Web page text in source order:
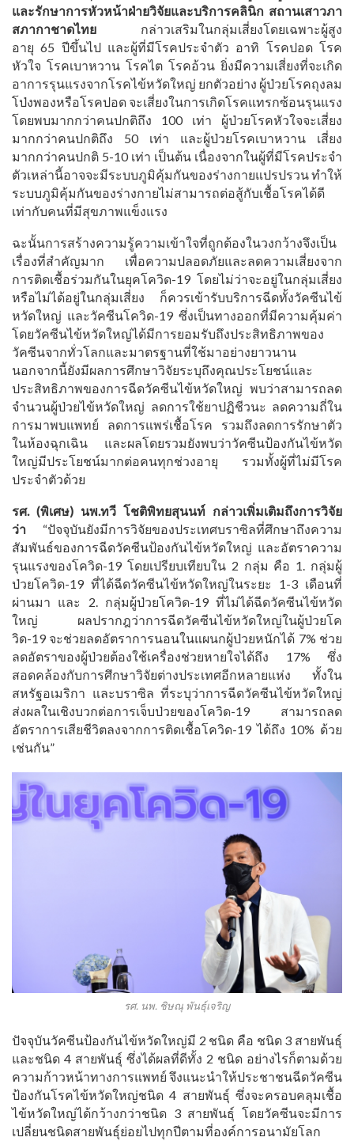
และรักษาการหัวหน้าฝ่ายวิจัยและบริการคลินิก สถานเสาวภา
สภากาชาดไทย กล่าวเสริมในกลุ่มเสี่ยงโดยเฉพาะผู้สูง
อายุ 65 ปีขึ้นไป และผู้ที่มีโรคประจำตัว อาทิ โรคปอด โรค
หัวใจ โรคเบาหวาน โรคไต โรคอ้วน ยิ่งมีความเสี่ยงที่จะเกิด
อาการรุนแรงจากโรคไข้หวัดใหญ่ ยกตัวอย่าง ผู้ป่วยโรคถุงลม
โป่งพองหรือโรคปอด จะเสี่ยงในการเกิดโรคแทรกซ้อนรุนแรง
โดยพบมากกว่าคนปกติถึง 100 เท่า ผู้ป่วยโรคหัวใจจะเสี่ยง
มากกว่าคนปกติถึง 50 เท่า และผู้ป่วยโรคเบาหวาน เสี่ยง
มากกว่าคนปกติ 5-10 เท่า เป็นต้น เนื่องจากในผู้ที่มีโรคประจำ
ตัวเหล่านี้อาจจะมีระบบภูมิคุ้มกันของร่างกายแปรปรวน ทำให้
ระบบภูมิคุ้มกันของร่างกายไม่สามารถต่อสู้กับเชื้อโรคได้ดี
เท่ากับคนที่มีสุขภาพแข็งแรง
ฉะนั้นการสร้างความรู้ความเข้าใจที่ถูกต้องในวงกว้างจึงเป็น
เรื่องที่สำคัญมาก เพื่อความปลอดภัยและลดความเสี่ยงจาก
การติดเชื้อร่วมกันในยุคโควิด-19 โดยไม่ว่าจะอยู่ในกลุ่มเสี่ยง
หรือไม่ได้อยู่ในกลุ่มเสี่ยง ก็ควรเข้ารับบริการฉีดทั้งวัคซีนไข้
หวัดใหญ่ และวัคซีนโควิด-19 ซึ่งเป็นทางออกที่มีความคุ้มค่า
โดยวัคซีนไข้หวัดใหญ่ได้มีการยอมรับถึงประสิทธิภาพของ
วัคซีนจากทั่วโลกและมาตรฐานที่ใช้มาอย่างยาวนาน
นอกจากนี้ยังมีผลการศึกษาวิจัยระบุถึงคุณประโยชน์และ
ประสิทธิภาพของการฉีดวัคซีนไข้หวัดใหญ่ พบว่าสามารถลด
จำนวนผู้ป่วยไข้หวัดใหญ่ ลดการใช้ยาปฏิชีวนะ ลดความถี่ใน
การมาพบแพทย์ ลดการแพร่เชื้อโรค รวมถึงลดการรักษาตัว
ในห้องฉุกเฉิน และผลโดยรวมยังพบว่าวัคซีนป้องกันไข้หวัด
ใหญ่มีประโยชน์มากต่อคนทุกช่วงอายุ รวมทั้งผู้ที่ไม่มีโรค
ประจำตัวด้วย
รศ. (พิเศษ) นพ.ทวี โชติพิทยสุนนท์ กล่าวเพิ่มเติมถึงการวิจัย
ว่า “ปัจจุบันยังมีการวิจัยของประเทศบราซิลที่ศึกษาถึงความ
สัมพันธ์ของการฉีดวัคซีนป้องกันไข้หวัดใหญ่ และอัตราความ
รุนแรงของโควิด-19 โดยเปรียบเทียบใน 2 กลุ่ม คือ 1. กลุ่มผู้
ป่วยโควิด-19 ที่ได้ฉีดวัคซีนไข้หวัดใหญ่ในระยะ 1-3 เดือนที่
ผ่านมา และ 2. กลุ่มผู้ป่วยโควิด-19 ที่ไม่ได้ฉีดวัคซีนไข้หวัด
ใหญ่ ผลปรากฎว่าการฉีดวัคซีนไข้หวัดใหญ่ในผู้ป่วยโค
วิด-19 จะช่วยลดอัตราการนอนในแผนกผู้ป่วยหนักได้ 7% ช่วย
ลดอัตราของผู้ป่วยต้องใช้เครื่องช่วยหายใจได้ถึง 17% ซึ่ง
สอดคล้องกับการศึกษาวิจัยต่างประเทศอีกหลายแห่ง ทั้งใน
สหรัฐอเมริกา และบราซิล ที่ระบุว่าการฉีดวัคซีนไข้หวัดใหญ่
ส่งผลในเชิงบวกต่อการเจ็บป่วยของโควิด-19 สามารถลด
อัตราการเสียชีวิตลงจากการติดเชื้อโควิด-19 ได้ถึง 10% ด้วย
เช่นกัน”
รศ. นพ. ชิษณุ พันธุ์เจริญ
ปัจจุบันวัคซีนป้องกันไข้หวัดใหญ่มี 2 ชนิด คือ ชนิด 3 สายพันธุ์
และชนิด 4 สายพันธุ์ ซึ่งได้ผลที่ดีทั้ง 2 ชนิด อย่างไรก็ตามด้วย
ความก้าวหน้าทางการแพทย์ จึงแนะนำให้ประชาชนฉีดวัคซีน
ป้องกันโรคไข้หวัดใหญ่ชนิด 4 สายพันธุ์ ซึ่งจะครอบคลุมเชื้อ
ไข้หวัดใหญ่ได้กว้างกว่าชนิด 3 สายพันธุ์ โดยวัคซีนจะมีการ
เปลี่ยนชนิดสายพันธุ์ย่อยไปทุกปีตามที่องค์การอนามัยโลก